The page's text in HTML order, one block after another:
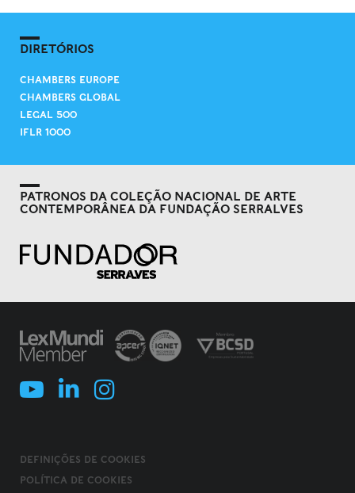
DIRETÓRIOS
CHAMBERS EUROPE
CHAMBERS GLOBAL
LEGAL 500
IFLR 1000
PATRONOS DA COLEÇÃO NACIONAL DE ARTE
CONTEMPORÂNEA DA FUNDAÇÃO SERRALVES
DEFINIÇÕES DE COOKIES
POLÍTICA DE COOKIES